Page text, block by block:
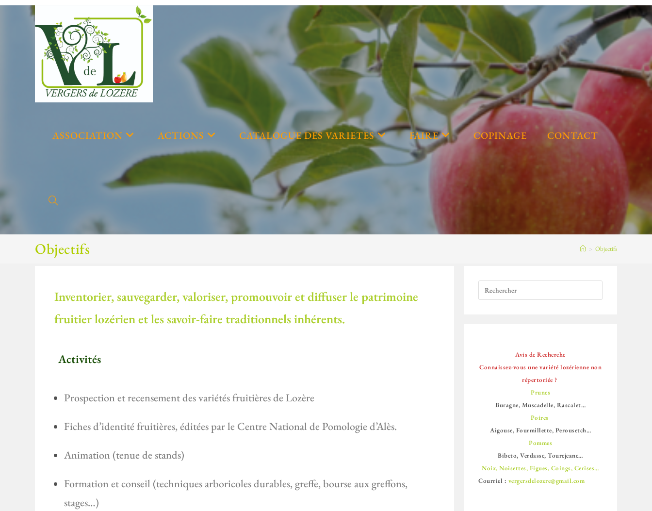
ASSOCIATION ACTIONS CATALOGUE DES VARIETES FAIRE COPINAGE CONTACT
Objectifs > Objectifs
Inventorier, sauvegarder, valoriser, promouvoir et diffuser le patrimoine
fruitier lozérien et les savoir-faire traditionnels inhérents.
Activités
Prospection et recensement des variétés fruitières de Lozère
Fiches d’identité fruitières, éditées par le Centre National de Pomologie d’Alès.
Animation (tenue de stands)
Formation et conseil (techniques arboricoles durables, greffe, bourse aux greffons,
stages…)
Avis de Recherche
Connaissez-vous une variété lozérienne non
répertoriée ?
Prunes
Buragne, Muscadelle, Rascalet…
Poires
Aigouse, Fourmillette, Perousetch…
Pommes
Bibeto, Verdasse, Tourejeane…
Noix, Noisettes, Figues, Coings, Cerises…
Courriel : vergersdelozere@gmail.com